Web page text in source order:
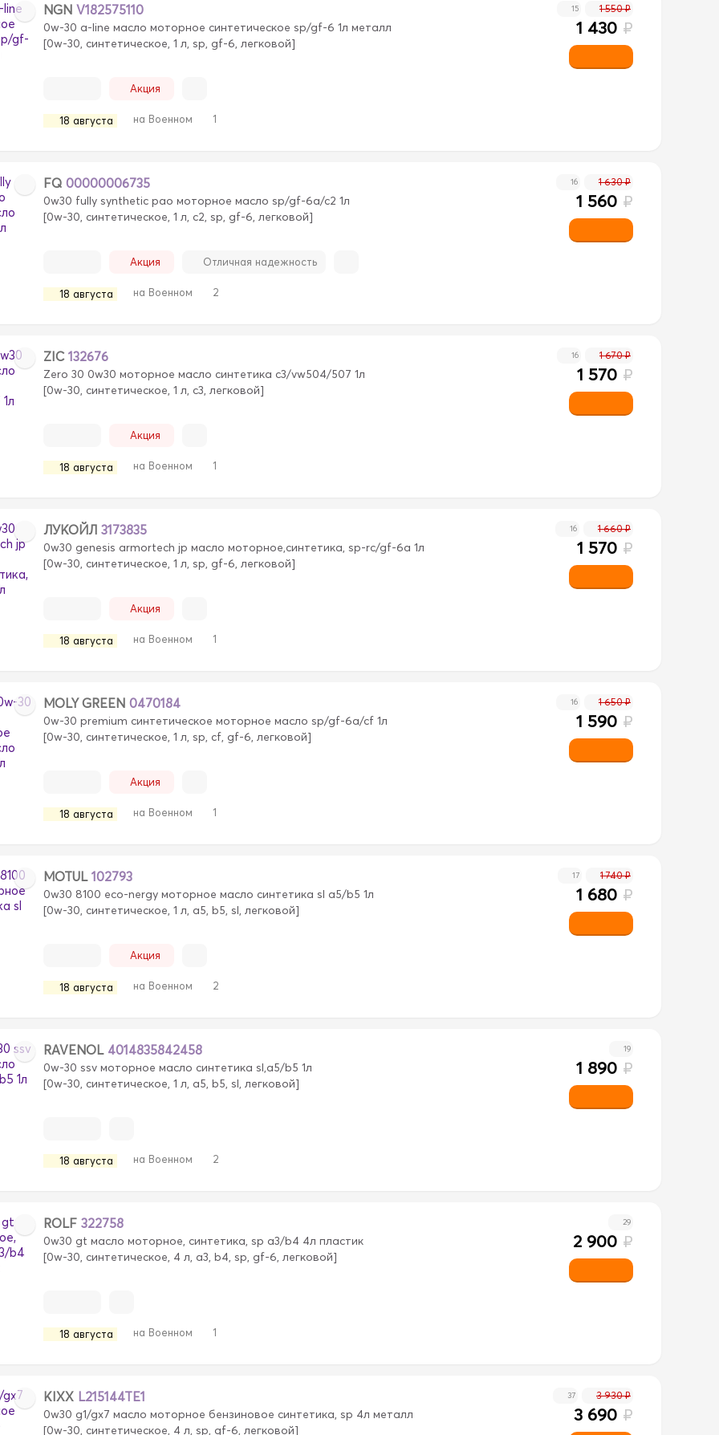
NGN V182575110
0w-30 a-line масло моторное синтетическое sp/gf-6 1л металл
[0w-30, синтетическое, 1 л, sp, gf-6, легковой]
Акция
18 августа на Военном 1
15 1 550 ₽
1 430 ₽
FQ 00000006735
0w30 fully synthetic pao моторное масло sp/gf-6a/c2 1л
[0w-30, синтетическое, 1 л, c2, sp, gf-6, легковой]
Акция Отличная надежность
18 августа на Военном 2
16 1 630 ₽
1 560 ₽
ZIC 132676
Zero 30 0w30 моторное масло синтетика c3/vw504/507 1л
[0w-30, синтетическое, 1 л, c3, легковой]
Акция
18 августа на Военном 1
16 1 670 ₽
1 570 ₽
ЛУКОЙЛ 3173835
0w30 genesis armortech jp масло моторное,синтетика, sp-rc/gf-6a 1л
[0w-30, синтетическое, 1 л, sp, gf-6, легковой]
Акция
18 августа на Военном 1
16 1 660 ₽
1 570 ₽
MOLY GREEN 0470184
0w-30 premium cинтетическое моторное масло sp/gf-6a/cf 1л
[0w-30, синтетическое, 1 л, sp, cf, gf-6, легковой]
Акция
18 августа на Военном 1
16 1 650 ₽
1 590 ₽
MOTUL 102793
0w30 8100 eco-nergy моторное масло синтетика sl a5/b5 1л
[0w-30, синтетическое, 1 л, a5, b5, sl, легковой]
Акция
18 августа на Военном 2
17 1 740 ₽
1 680 ₽
RAVENOL 4014835842458
0w-30 ssv моторное масло синтетика sl,a5/b5 1л
[0w-30, синтетическое, 1 л, a5, b5, sl, легковой]
18 августа на Военном 2
19
1 890 ₽
ROLF 322758
0w30 gt масло моторное, синтетика, sp a3/b4 4л пластик
[0w-30, синтетическое, 4 л, a3, b4, sp, gf-6, легковой]
18 августа на Военном 1
29
2 900 ₽
KIXX L215144TE1
0w30 g1/gx7 масло моторное бензиновое синтетика, sp 4л металл
[0w-30, синтетическое, 4 л, sp, gf-6, легковой]
37 3 930 ₽
3 690 ₽